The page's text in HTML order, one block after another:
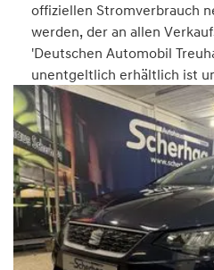
offiziellen Stromverbrauch
werden, der an allen
'Deutschen Automobil
unentgeltlich erhältlich ist